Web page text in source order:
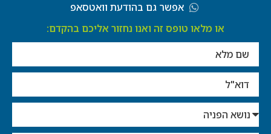
אפשר גם בהודעת וואטסאפ
או מלאו טופס זה ואנו נחזור אליכם בהקדם: